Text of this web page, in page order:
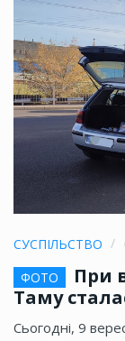
СУСПІЛЬСТВО
ФОТО
При
Таму
Сьогодні, 9